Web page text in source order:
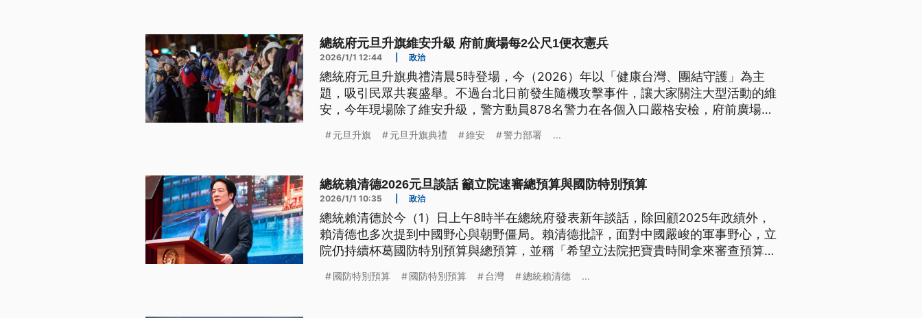
社會弱勢與原住民文化，成為這場產業謝幕之際最重要的課題。
總統府元旦升旗維安升級 府前廣場每2公尺1便衣憲兵
2026/1/1 12:44 政治
總統府元旦升旗典禮清晨5時登場，今（2026）年以「健康台灣、團結守護」為主
題，吸引民眾共襄盛舉。不過台北日前發生隨機攻擊事件，讓大家關注大型活動的維
安，今年現場除了維安升級，警方動員878名警力在各個入口嚴格安檢，府前廣場也
元旦升旗 元旦升旗典禮 維安 警力部署 ...
總統賴清德2026元旦談話 籲立院速審總預算與國防特別預算
2026/1/1 10:35 政治
總統賴清德於今（1）日上午8時半在總統府發表新年談話，除回顧2025年政績外，
賴清德也多次提到中國野心與朝野僵局。賴清德批評，面對中國嚴峻的軍事野心，立
院仍持續杯葛國防特別預算與總預算，並稱「希望立法院把寶貴時間拿來審查預算
國防特別預算 國防特別預算 台灣 總統賴清德 ...